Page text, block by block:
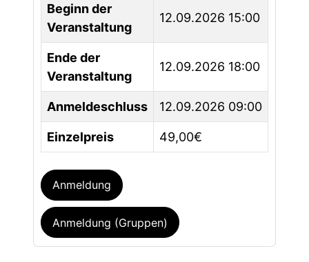
Beginn der
Veranstaltung
12.09.2026 15:00
Ende der
Veranstaltung
12.09.2026 18:00
Anmeldeschluss 12.09.2026 09:00
Einzelpreis 49,00€
Anmeldung
Anmeldung (Gruppen)